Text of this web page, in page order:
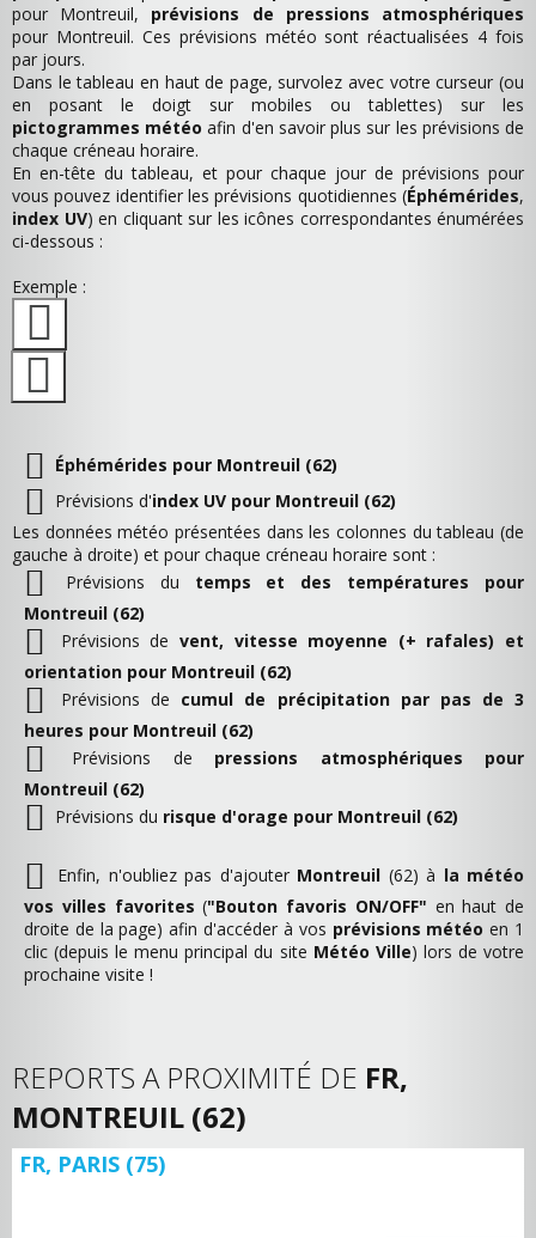
pour Montreuil, prévisions de pressions atmosphériques
pour Montreuil. Ces prévisions météo sont réactualisées 4 fois
par jours.
Dans le tableau en haut de page, survolez avec votre curseur (ou
en posant le doigt sur mobiles ou tablettes) sur les
pictogrammes météo afin d'en savoir plus sur les prévisions de
chaque créneau horaire.
En en-tête du tableau, et pour chaque jour de prévisions pour
vous pouvez identifier les prévisions quotidiennes (Éphémérides,
index UV) en cliquant sur les icônes correspondantes énumérées
ci-dessous :
Exemple :
Éphémérides pour Montreuil (62)
Prévisions d'index UV pour Montreuil (62)
Les données météo présentées dans les colonnes du tableau (de
gauche à droite) et pour chaque créneau horaire sont :
Prévisions du temps et des températures pour
Montreuil (62)
Prévisions de vent, vitesse moyenne (+ rafales) et
orientation pour Montreuil (62)
Prévisions de cumul de précipitation par pas de 3
heures pour Montreuil (62)
Prévisions de pressions atmosphériques pour
Montreuil (62)
Prévisions du risque d'orage pour Montreuil (62)
Enfin, n'oubliez pas d'ajouter Montreuil (62) à la météo
vos villes favorites ("Bouton favoris ON/OFF" en haut de
droite de la page) afin d'accéder à vos prévisions météo en 1
clic (depuis le menu principal du site Météo Ville) lors de votre
prochaine visite !
REPORTS A PROXIMITÉ DE FR,
MONTREUIL (62)
FR, PARIS (75)